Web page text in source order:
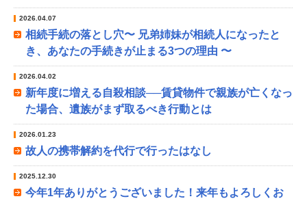
2026.04.07
相続手続の落とし穴〜 兄弟姉妹が相続人になったと
き、あなたの手続きが止まる3つの理由 〜
2026.04.02
新年度に増える自殺相談──賃貸物件で親族が亡くなっ
た場合、遺族がまず取るべき行動とは
2026.01.23
故人の携帯解約を代行で行ったはなし
2025.12.30
今年1年ありがとうございました！来年もよろしくお